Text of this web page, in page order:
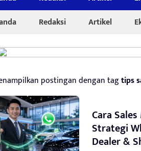
Redaksi Artikel
postingan dengan tagtips
Cara
Strategi
Dealer &